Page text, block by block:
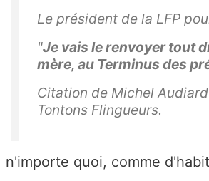
Le président de la LFP
"Je vais le renvoyer tout
mère, au Terminus des
Citation de Michel
Tontons Flingueurs.
n'importe quoi, comme